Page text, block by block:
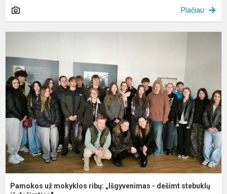
Plačiau
Pamokos už mokyklos ribų: „Išgyvenimas - dešimt stebuklų